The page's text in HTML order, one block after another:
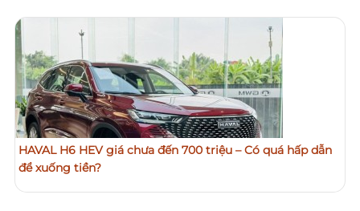
HAVAL H6 HEV giá chưa đến 700 triệu – Có quá hấp dẫn
để xuống tiền?